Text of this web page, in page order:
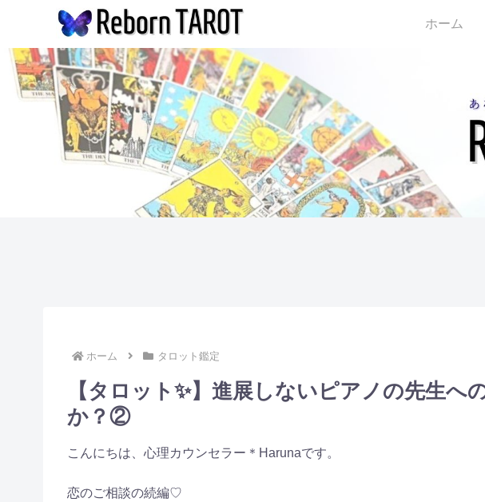
ホーム
ホーム タロット鑑定
【タロット✨】進展しないピアノの先生へ
か？②
こんにちは、心理カウンセラー＊Harunaです。
恋のご相談の続編♡